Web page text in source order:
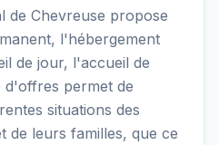
de Chevreuse propose
l'hébergement
de jour, l'accueil de
d'offres permet de
situations des
de leurs familles, que ce